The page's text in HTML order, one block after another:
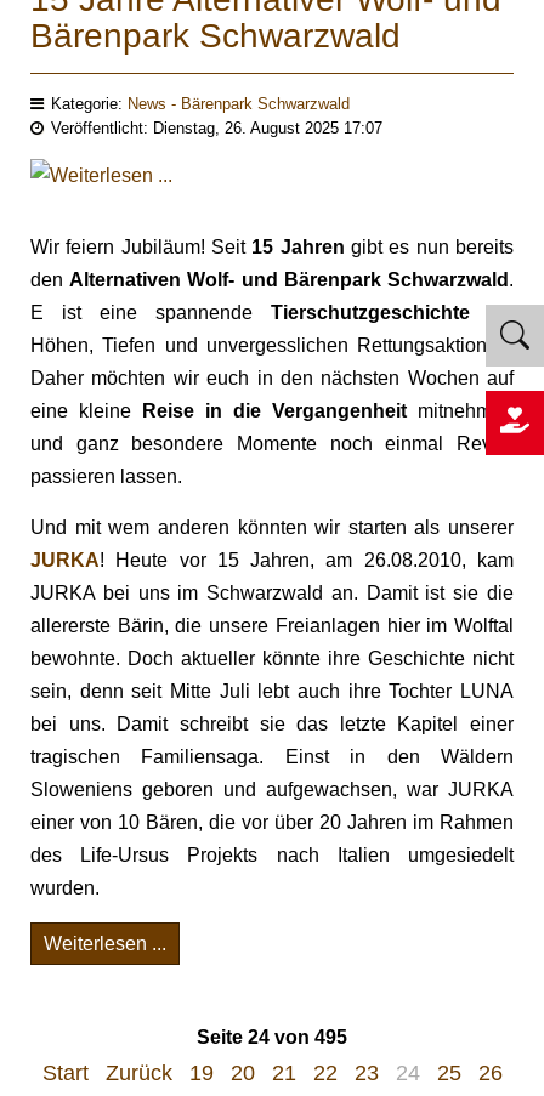
Bärenpark Schwarzwald
Kategorie: News - Bärenpark Schwarzwald
Veröffentlicht: Dienstag, 26. August 2025 17:07
Wir feiern Jubiläum! Seit 15 Jahren gibt es nun bereits
denAlternativen Wolf- und Bärenpark Schwarzwald .
E ist eine spannende Tierschutzgeschichte
Höhen, Tiefen und unvergesslichen Rettungsaktionen.
Daher möchten wir euch in den nächsten Wochen auf
eine kleine
Reise in die Vergangenheit mitnehmen
und ganz besondere Momente noch einmal Revue
passieren lassen.
Und mit wem anderen könnten wir starten als unserer
JURKA! Heute vor 15 Jahren, am 26.08.2010, kam
JURKA bei uns im Schwarzwald an. Damit ist sie die
allererste Bärin, die unsere Freianlagen hier im Wolftal
bewohnte. Doch aktueller könnte ihre Geschichte nicht
sein, denn seit Mitte Juli lebt auch ihre Tochter LUNA
bei uns. Damit schreibt sie das letzte Kapitel einer
tragischen Familiensaga. Einst in den Wäldern
Sloweniens geboren und aufgewachsen, war JURKA
einer von 10 Bären, die vor über 20 Jahren im Rahmen
des Life-Ursus Projekts nach Italien umgesiedelt
wurden.
Weiterlesen ...
Seite 24 von 495
Start Zurück 19 20 21 22 23 24 25
26